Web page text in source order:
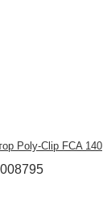
Poly-Clip FCA 140